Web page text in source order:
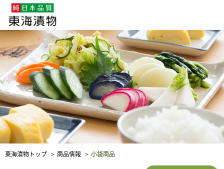
企業・採用情報 社会貢献 品質保証
東海漬物トップ 商品情報 小袋商品